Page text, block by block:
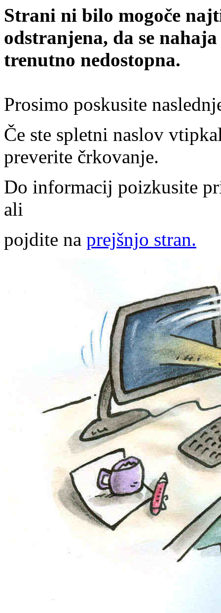
Strani ni bilo mogoče
odstranjena, da se
trenutno nedostopna.
Prosimo poskusite
Če ste spletni naslov
preverite črkovanje.
Do informacij poizkusite
ali
pojdite na prejšnjo stran.